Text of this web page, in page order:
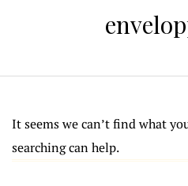
It seems we can’t find what
searching can help.